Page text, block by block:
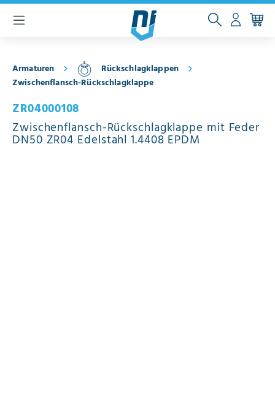
springen
Armaturen
Rückschlagklappen
Zwischenflansch-Rückschlagklappe
ZR04000108
Zwischenflansch-Rückschlagklappe mit Feder
DN50 ZR04 Edelstahl 1.4408 EPDM